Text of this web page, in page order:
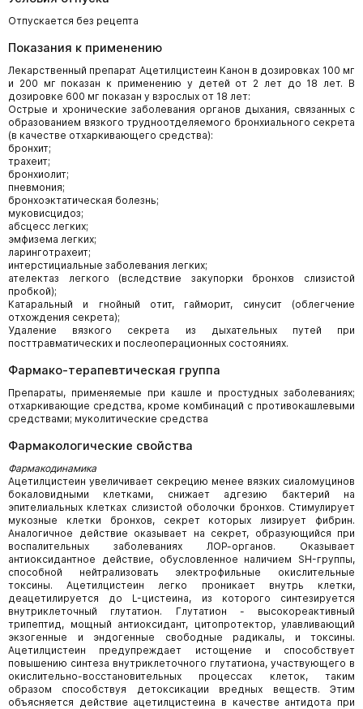
Отпускается без рецепта
Показания к применению
Лекарственный препарат Ацетилцистеин Канон в дозировках 100 мг
и 200 мг показан к применению у детей от 2 лет до 18 лет. В
дозировке 600 мг показан у взрослых от 18 лет:
Острые и хронические заболевания органов дыхания, связанных с
образованием вязкого трудноотделяемого бронхиального секрета
(в качестве отхаркивающего средства):
бронхит;
трахеит;
бронхиолит;
пневмония;
бронхоэктатическая болезнь;
муковисцидоз;
абсцесс легких;
эмфизема легких;
ларинготрахеит;
интерстициальные заболевания легких;
ателектаз легкого (вследствие закупорки бронхов слизистой
пробкой);
Катаральный и гнойный отит, гайморит, синусит (облегчение
отхождения секрета);
Удаление вязкого секрета из дыхательных путей при
посттравматических и послеоперационных состояниях.
Фармако-терапевтическая группа
Препараты, применяемые при кашле и простудных заболеваниях;
отхаркивающие средства, кроме комбинаций с противокашлевыми
средствами; муколитические средства
Фармакологические свойства
Фармакодинамика
Ацетилцистеин увеличивает секрецию менее вязких сиаломуцинов
бокаловидными клетками, снижает адгезию бактерий на
эпителиальных клетках слизистой оболочки бронхов. Стимулирует
мукозные клетки бронхов, секрет которых лизирует фибрин.
Аналогичное действие оказывает на секрет, образующийся при
воспалительных заболеваниях ЛОР-органов. Оказывает
антиоксидантное действие, обусловленное наличием SH-группы,
способной нейтрализовать электрофильные окислительные
токсины. Ацетилцистеин легко проникает внутрь клетки,
деацетилируется до L-цистеина, из которого синтезируется
внутриклеточный глутатион. Глутатион - высокореактивный
трипептид, мощный антиоксидант, цитопротектор, улавливающий
экзогенные и эндогенные свободные радикалы, и токсины.
Ацетилцистеин предупреждает истощение и способствует
повышению синтеза внутриклеточного глутатиона, участвующего в
окислительно-восстановительных процессах клеток, таким
образом способствуя детоксикации вредных веществ. Этим
объясняется действие ацетилцистеина в качестве антидота при